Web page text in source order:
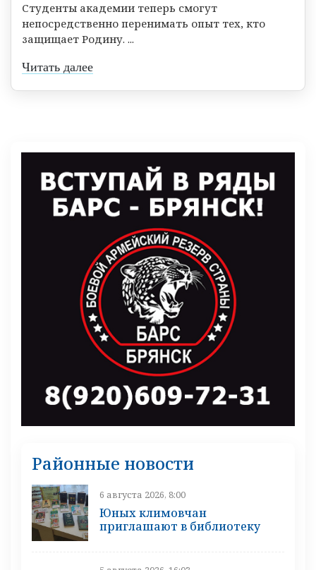
Студенты академии теперь смогут
непосредственно перенимать опыт тех, кто
защищает Родину. ...
Читать далее
Районные новости
6 августа 2026, 8:00
Юных климовчан
приглашают в библиотеку